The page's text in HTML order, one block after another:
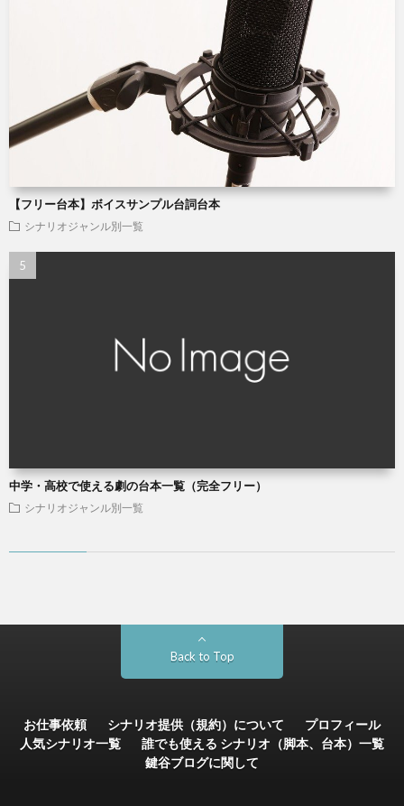
【フリー台本】ボイスサンプル台詞台本
シナリオジャンル別一覧
中学・高校で使える劇の台本一覧（完全フリー）
シナリオジャンル別一覧
Back to Top
お仕事依頼 シナリオ提供（規約）について
プロフィール
人気シナリオ一覧
誰でも使える シナリオ（脚本、台本）一覧
鍵谷ブログに関して